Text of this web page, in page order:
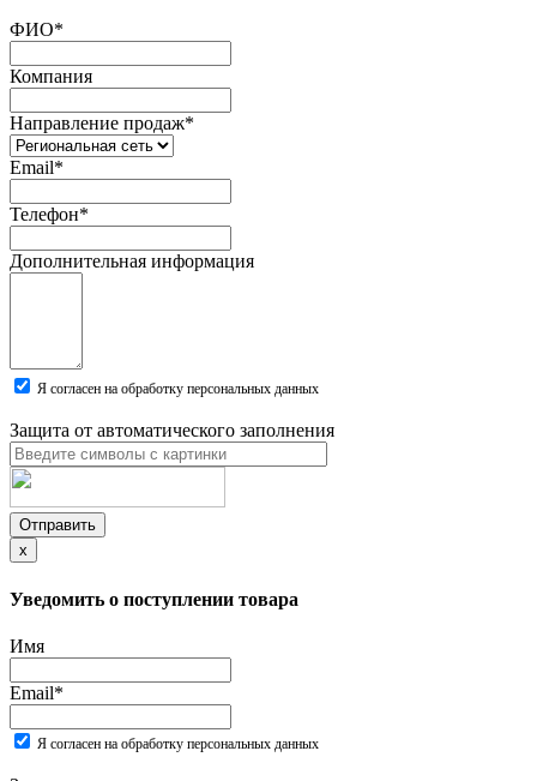
ФИО*
Компания
Направление продаж*
Email*
Телефон*
Дополнительная информация
Я согласен на обработку персональных данных
Защита от автоматического заполнения
Отправить
x
Уведомить о поступлении товара
Имя
Email*
Я согласен на обработку персональных данных